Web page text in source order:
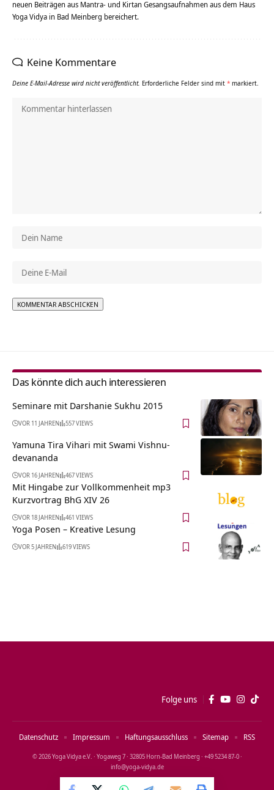
neuen Beiträgen aus Mantra- und Kirtan Gesangsaufnahmen aus dem Haus
Yoga Vidya in Bad Meinberg bereichert.
Keine Kommentare
Deine E-Mail-Adresse wird nicht veröffentlicht. Erforderliche Felder sind mit * markiert.
Das könnte dich auch interessieren
Seminare mit Darshanie Sukhu 2015
VOR 11 JAHREN 557 VIEWS
Yamuna Tira Vihari mit Swami Vishnu-
devananda
VOR 16 JAHREN 467 VIEWS
Mit Hingabe zur Vollkommenheit mp3
Kurzvortrag BhG XIV 26
VOR 18 JAHREN 461 VIEWS
Yoga Posen – Kreative Lesung
VOR 5 JAHREN 619 VIEWS
Folge uns
© 2026 Yoga Vidya e.V. · Yogaweg 7 · 32805 Horn‑Bad Meinberg · +49 5234 87‑0 ·
info@yoga‑vidya.de
Datenschutz Impressum Haftungsausschluss Sitemap RSS